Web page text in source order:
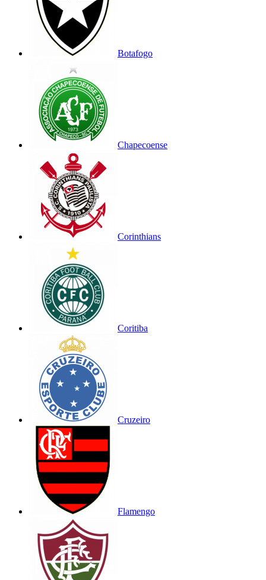
Botafogo
Chapecoense
Corinthians
Coritiba
Cruzeiro
Flamengo